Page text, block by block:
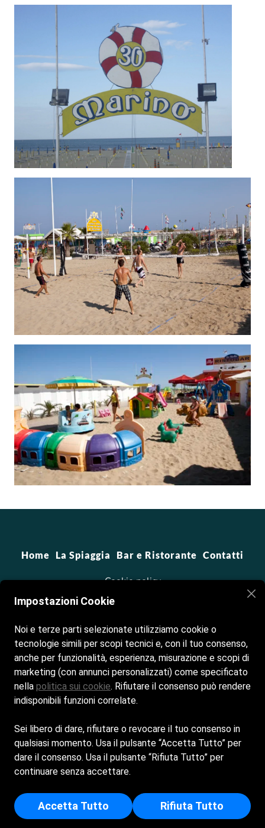
Home La Spiaggia Bar e Ristorante Contatti
Cookie policy
Privacy policy
Sede Legale: VIA NATALINO NATALONI 13/A - 47922 -
RIMINI (RN) - Iscritta al registro delle imprese di Rimini -
Impostazioni Cookie
Noi e terze parti selezionate utilizziamo cookie o
tecnologie simili per scopi tecnici e, con il tuo consenso,
anche per funzionalità, esperienza, misurazione e scopi di
marketing (con annunci personalizzati) come specificato
nella politica sui cookie. Rifiutare il consenso può rendere
indisponibili funzioni correlate.
Sei libero di dare, rifiutare o revocare il tuo consenso in
qualsiasi momento. Usa il pulsante “Accetta Tutto” per
dare il consenso. Usa il pulsante “Rifiuta Tutto” per
continuare senza accettare.
Accetta Tutto Rifiuta Tutto